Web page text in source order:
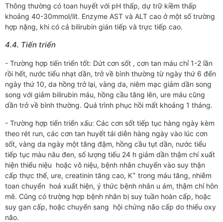
Thông thường có toan huyết với pH thấp, dự trữ kiềm thấp
khoảng 40-30mmol/lít. Enzyme AST và ALT cao ở một số trường
hợp nặng, khi có cả bilirubin gián tiếp và trực tiếp cao.
4.4. Tiến triển
- Trường hợp tiến triển tốt: Dứt cơn sốt , cơn tan máu chỉ 1-2 lần
rồi hết, nước tiểu nhạt dần, trở về bình thường từ ngày thứ 6 đến
ngày thứ 10, da hồng trở lại, vàng da, niêm mạc giảm dần song
song với giảm bilirubin máu, hồng cầu tăng lên, ure máu cũng
dần trở về bình thường. Quá trình phục hồi mất khoảng 1 tháng.
- Trường hợp tiến triển xấu: Các cơn sốt tiếp tục hàng ngày kèm
theo rét run, các cơn tan huyết tái diễn hàng ngày vào lúc cơn
sốt, vàng da ngày một tăng đậm, hồng cầu tụt dần, nước tiểu
tiếp tục màu nâu đen, số lượng tiểu 24 h giảm dần thậm chí xuất
hiện thiểu niệu hoặc vô niệu, bệnh nhân chuyển vào suy thận
cấp thực thể, ure, creatinin tăng cao, K+ trong máu tăng, nhiễm
toan chuyển hoá xuất hiện, ý thức bệnh nhân u ám, thậm chí hôn
mê. Cũng có trường hợp bệnh nhân bị suy tuần hoàn cấp, hoặc
suy gan cấp, hoặc chuyển sang hội chứng não cấp do thiếu oxy
não.